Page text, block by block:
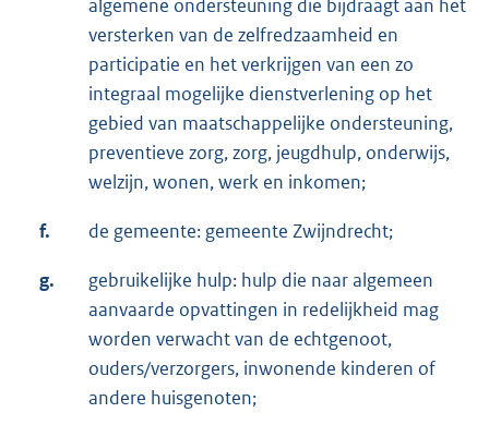
algemene ondersteuning die bijdraagt aan het
versterken van de zelfredzaamheid en
participatie en het verkrijgen van een zo
integraal mogelijke dienstverlening op het
gebied van maatschappelijke ondersteuning,
preventieve zorg, zorg, jeugdhulp, onderwijs,
welzijn, wonen, werk en inkomen;
f. de gemeente: gemeente Zwijndrecht;
g.
gebruikelijke hulp: hulp die naar algemeen
aanvaarde opvattingen in redelijkheid mag
worden verwacht van de echtgenoot,
ouders/verzorgers, inwonende kinderen of
andere huisgenoten;